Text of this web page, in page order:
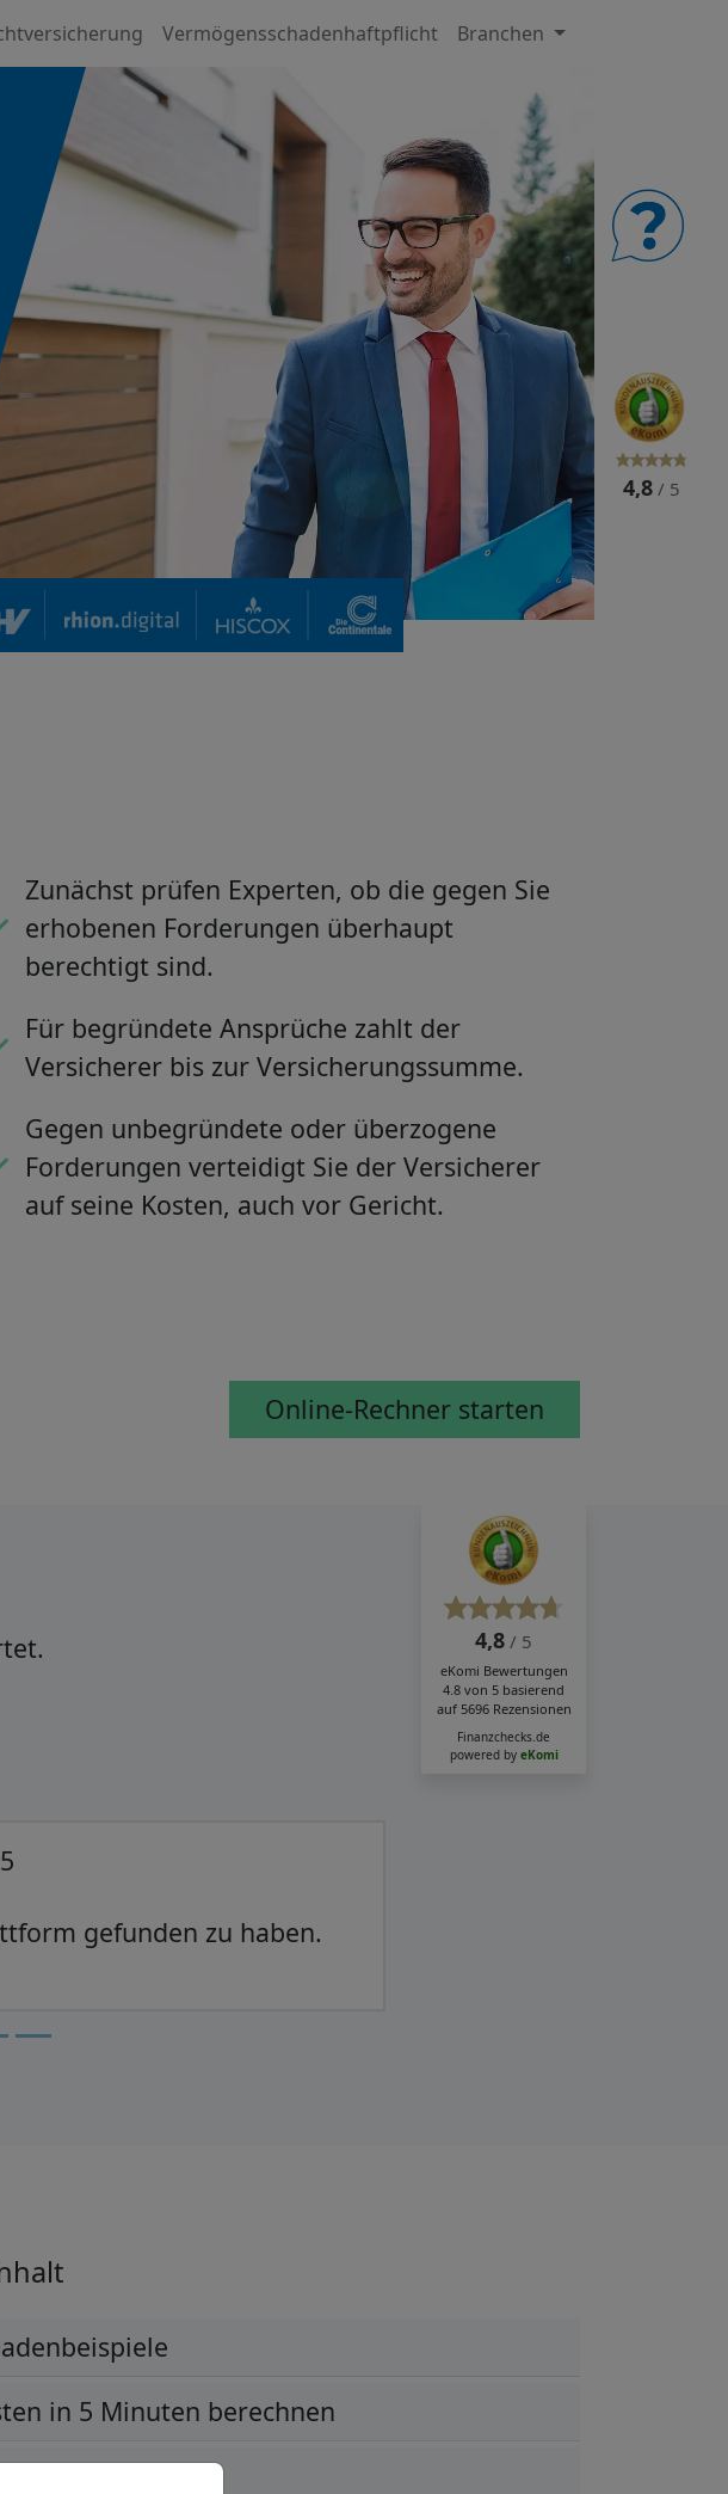
Vermögensschadenhaftpflicht Branchen
4,8 / 5
Zunächst prüfen Experten, ob die gegen Sie
erhobenen Forderungen überhaupt
berechtigt sind.
Für begründete Ansprüche zahlt der
Versicherer bis zur Versicherungssumme.
Gegen unbegründete oder überzogene
Forderungen verteidigt Sie der Versicherer
auf seine Kosten, auch vor Gericht.
Online-Rechner starten
Rest auch reibungslos
4,8 / 5
eKomi Bewertungen
4.8 von 5 basierend
auf 5696Rezensionen
Finanzchecks.de
powered by eKomi
in 5 Minuten berechnen